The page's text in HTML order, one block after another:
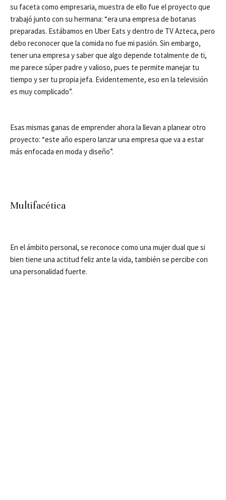
su faceta como empresaria, muestra de ello fue el proyecto que
trabajó junto con su hermana: “era una empresa de botanas
preparadas. Estábamos en Uber Eats y dentro de TV Azteca, pero
debo reconocer que la comida no fue mi pasión. Sin embargo,
tener una empresa y saber que algo depende totalmente de ti,
me parece súper padre y valioso, pues te permite manejar tu
tiempo y ser tu propia jefa. Evidentemente, eso en la televisión
es muy complicado”.
Esas mismas ganas de emprender ahora la llevan a planear otro
proyecto: “este año espero lanzar una empresa que va a estar
más enfocada en moda y diseño”.
Multifacética
En el ámbito personal, se reconoce como una mujer dual que si
bien tiene una actitud feliz ante la vida, también se percibe con
una personalidad fuerte.